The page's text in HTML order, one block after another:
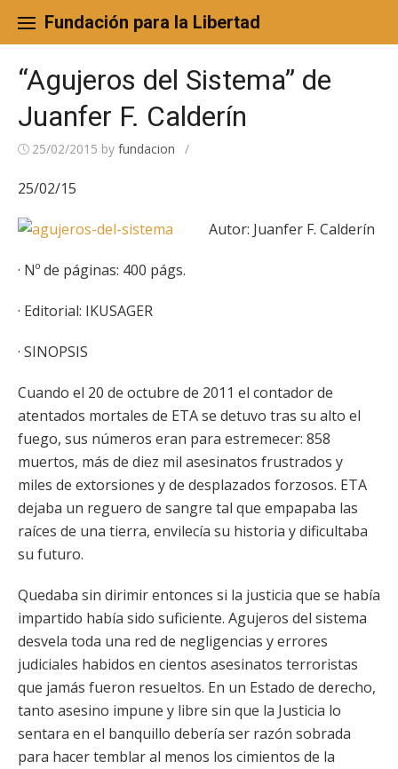
content
Fundación para la Libertad
“Agujeros del Sistema” de
Juanfer F. Calderín
25/02/2015 by fundacion /
25/02/15
Autor: Juanfer F. Calderín
· Nº de páginas: 400 págs.
· Editorial: IKUSAGER
· SINOPSIS
Cuando el 20 de octubre de 2011 el contador de
atentados mortales de ETA se detuvo tras su alto el
fuego, sus números eran para estremecer: 858
muertos, más de diez mil asesinatos frustrados y
miles de extorsiones y de desplazados forzosos. ETA
dejaba un reguero de sangre tal que empapaba las
raíces de una tierra, envilecía su historia y dificultaba
su futuro.
Quedaba sin dirimir entonces si la justicia que se había
impartido había sido suficiente. Agujeros del sistema
desvela toda una red de negligencias y errores
judiciales habidos en cientos asesinatos terroristas
que jamás fueron resueltos. En un Estado de derecho,
tanto asesino impune y libre sin que la Justicia lo
sentara en el banquillo debería ser razón sobrada
para hacer temblar al menos los cimientos de la